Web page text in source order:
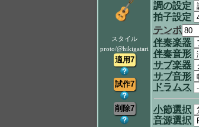
スタイル
proto/@hikigatari
調の設定
拍子設定
テンポ
伴奏楽器
伴奏音形
サブ楽器
サブ音形
ドラムス
小節選択
音源選択